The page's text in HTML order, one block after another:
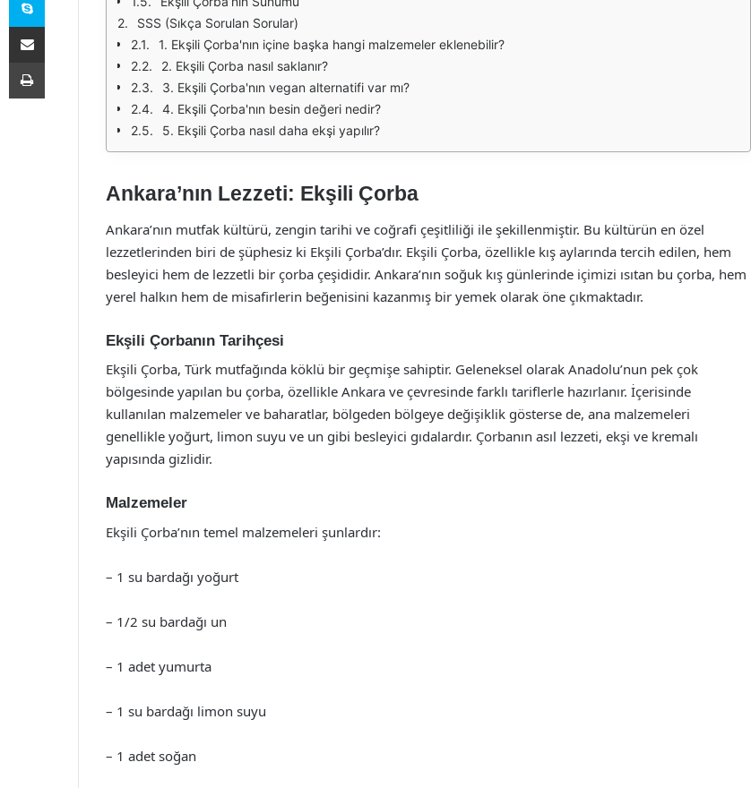
SSS (Sıkça Sorulan Sorular)
1. Ekşili Çorba'nın içine başka hangi malzemeler eklenebilir?
2. Ekşili Çorba nasıl saklanır?
3. Ekşili Çorba'nın vegan alternatifi var mı?
4. Ekşili Çorba'nın besin değeri nedir?
5. Ekşili Çorba nasıl daha ekşi yapılır?
Ankara’nın Lezzeti: Ekşili Çorba
Ankara’nın mutfak kültürü, zengin tarihi ve coğrafi çeşitliliği ile şekillenmiştir. Bu kültürün en özel
lezzetlerinden biri de şüphesiz ki Ekşili Çorba’dır. Ekşili Çorba, özellikle kış aylarında tercih edilen, hem
besleyici hem de lezzetli bir çorba çeşididir. Ankara’nın soğuk kış günlerinde içimizi ısıtan bu çorba, hem
yerel halkın hem de misafirlerin beğenisini kazanmış bir yemek olarak öne çıkmaktadır.
Ekşili Çorbanın Tarihçesi
Ekşili Çorba, Türk mutfağında köklü bir geçmişe sahiptir. Geleneksel olarak Anadolu’nun pek çok
bölgesinde yapılan bu çorba, özellikle Ankara ve çevresinde farklı tariflerle hazırlanır. İçerisinde
kullanılan malzemeler ve baharatlar, bölgeden bölgeye değişiklik gösterse de, ana malzemeleri
genellikle yoğurt, limon suyu ve un gibi besleyici gıdalardır. Çorbanın asıl lezzeti, ekşi ve kremalı
yapısında gizlidir.
Malzemeler
Ekşili Çorba’nın temel malzemeleri şunlardır:
– 1 su bardağı yoğurt
– 1/2 su bardağı un
– 1 adet yumurta
– 1 su bardağı limon suyu
– 1 adet soğan
E-Posta ile paylaş